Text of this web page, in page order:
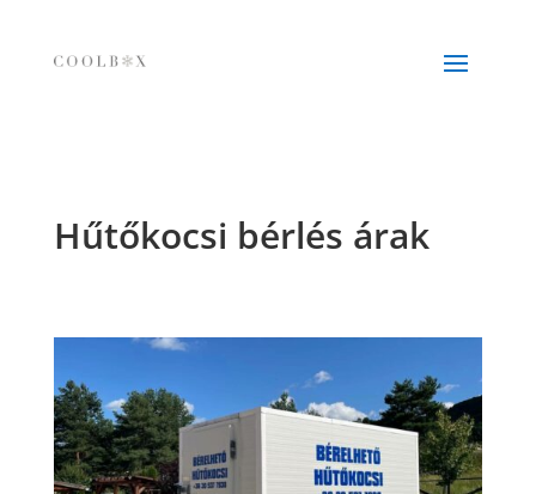
Hűtőkocsi bérlés árak